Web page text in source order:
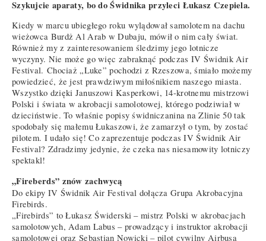
Szykujcie aparaty, bo do Świdnika przyleci Łukasz Czepiela.
Kiedy w marcu ubiegłego roku wylądował samolotem na dachu
wieżowca Burdż Al Arab w Dubaju, mówił o nim cały świat.
Również my z zainteresowaniem śledzimy jego lotnicze
wyczyny. Nie może go więc zabraknąć podczas IV Świdnik Air
Festival. Chociaż „Luke” pochodzi z Rzeszowa, śmiało możemy
powiedzieć, że jest prawdziwym miłośnikiem naszego miasta.
Wszystko dzięki Januszowi Kasperkowi, 14-krotnemu mistrzowi
Polski i świata w akrobacji samolotowej, którego podziwiał w
dzieciństwie. To właśnie popisy świdniczanina na Zlinie 50 tak
spodobały się małemu Łukaszowi, że zamarzył o tym, by zostać
pilotem. I udało się! Co zaprezentuje podczas IV Świdnik Air
Festival? Zdradzimy jedynie, że czeka nas niesamowity lotniczy
spektakl!
„Fireberds” znów zachwycą
Do ekipy IV Świdnik Air Festival dołącza Grupa Akrobacyjna
Firebirds.
„Firebirds” to Łukasz Świderski – mistrz Polski w akrobacjach
samolotowych, Adam Labus – prowadzący i instruktor akrobacji
samolotowej oraz Sebastian Nowicki – pilot cywilny Airbusa